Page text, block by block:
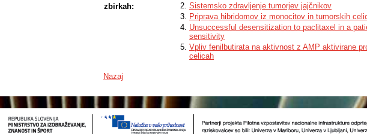
zbirkah:
Sistemsko zdravljenje tumorjev jajčnikov
Priprava hibridomov iz monocitov in tumorskih
Unsuccessful desensitization to paclitaxel in a
sensitivity
Vpliv fenilbutirata na aktivnost z AMP aktivirane
celicah
Nazaj